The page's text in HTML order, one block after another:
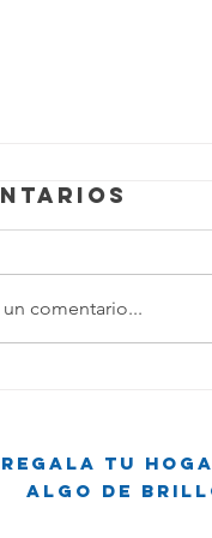
de
un comentario...
Regala tu
Algo de